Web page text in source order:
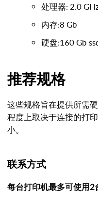
处理器: 2.0
内存:8 Gb
硬盘:160 Gb
推荐规格
这些规格旨在提供所需
程度上取决于连接的打
小。
联系方式
每台打印机最多可使用